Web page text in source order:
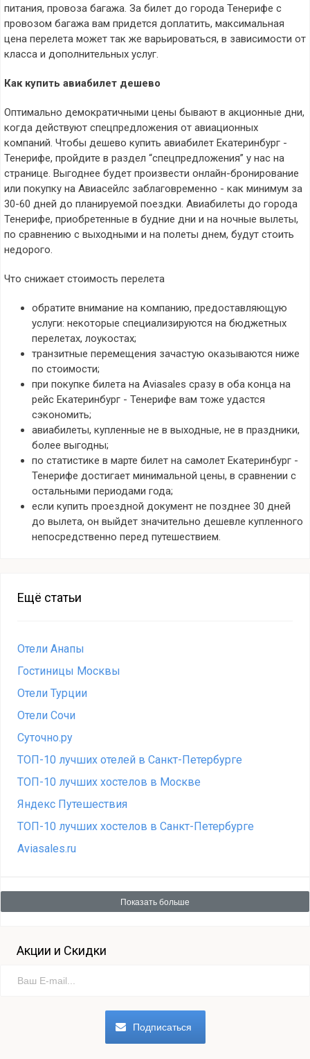
питания, провоза багажа. За билет до города Тенерифе с
провозом багажа вам придется доплатить, максимальная
цена перелета может так же варьироваться, в зависимости от
класса и дополнительных услуг.
Как купить авиабилет дешево
Оптимально демократичными цены бывают в акционные дни,
когда действуют спецпредложения от авиационных
компаний. Чтобы дешево купить авиабилет Екатеринбург -
Тенерифе, пройдите в раздел “спецпредложения” у нас на
странице. Выгоднее будет произвести онлайн-бронирование
или покупку на Авиасейлс заблаговременно - как минимум за
30-60 дней до планируемой поездки. Авиабилеты до города
Тенерифе, приобретенные в будние дни и на ночные вылеты,
по сравнению с выходными и на полеты днем, будут стоить
недорого.
Что снижает стоимость перелета
обратите внимание на компанию, предоставляющую
услуги: некоторые специализируются на бюджетных
перелетах, лоукостах;
транзитные перемещения зачастую оказываются ниже
по стоимости;
при покупке билета на Aviasales сразу в оба конца на
рейс Екатеринбург - Тенерифе вам тоже удастся
сэкономить;
авиабилеты, купленные не в выходные, не в праздники,
более выгодны;
по статистике в марте билет на самолет Екатеринбург -
Тенерифе достигает минимальной цены, в сравнении с
остальными периодами года;
если купить проездной документ не позднее 30 дней
до вылета, он выйдет значительно дешевле купленного
непосредственно перед путешествием.
Ещё статьи
Отели Анапы
Гостиницы Москвы
Отели Турции
Отели Сочи
Суточно.ру
ТОП-10 лучших отелей в Санкт-Петербурге
ТОП-10 лучших хостелов в Москве
Яндекс Путешествия
ТОП-10 лучших хостелов в Санкт-Петербурге
Aviasales.ru
Показать больше
Акции и Скидки